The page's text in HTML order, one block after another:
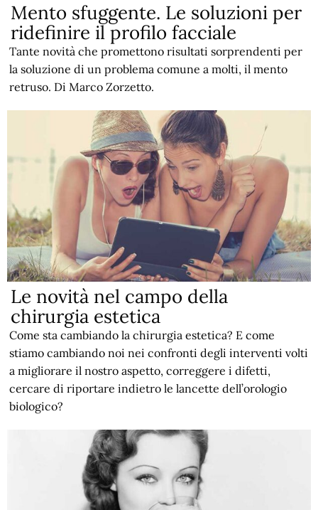
Mento sfuggente. Le soluzioni per
ridefinire il profilo facciale
Tante novità che promettono risultati sorprendenti per
la soluzione di un problema comune a molti, il mento
retruso. Di Marco Zorzetto.
Le novità nel campo della
chirurgia estetica
Come sta cambiando la chirurgia estetica? E come
stiamo cambiando noi nei confronti degli interventi volti
a migliorare il nostro aspetto, correggere i difetti,
cercare di riportare indietro le lancette dell’orologio
biologico?